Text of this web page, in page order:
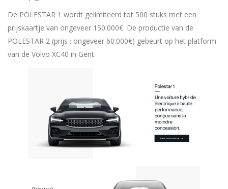
De POLESTAR 1 wordt gelimiteerd tot 500 stuks met een
prijskaartje van ongeveer 150.000€. De productie van de
POLESTAR 2 (prijs : ongeveer 60.000€) gebeurt op het platform
van de Volvo XC40 in Gent.